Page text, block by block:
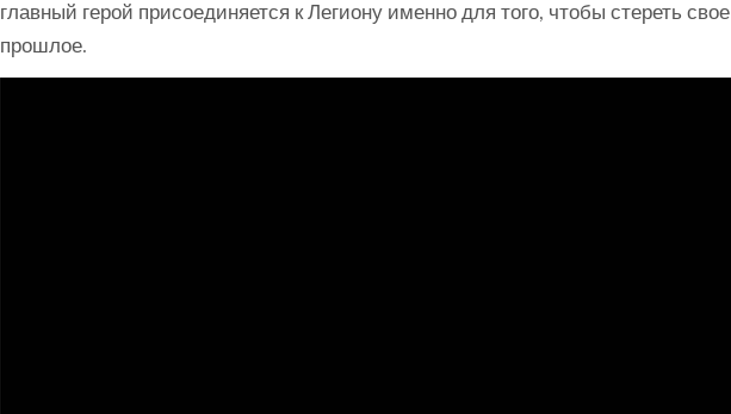
главный герой присоединяется к Легиону именно для того, чтобы стереть свое
прошлое.